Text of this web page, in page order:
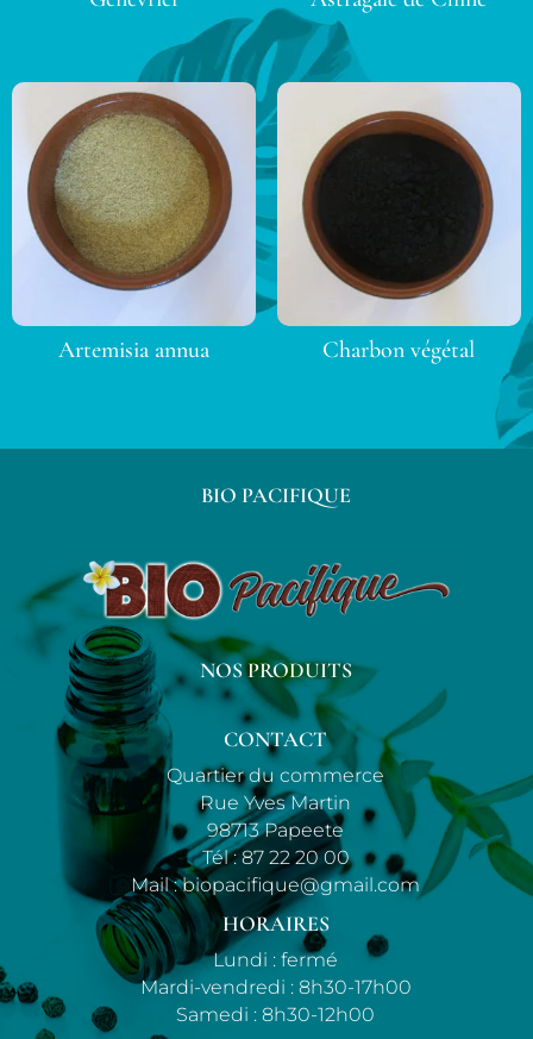
Artemisia annua Charbon végétal
BIO PACIFIQUE
NOS PRODUITS
CONTACT
Quartier du commerce
Rue Yves Martin
98713 Papeete
Tél :87 22 20 00
Mail :biopacifique@gmail.com
HORAIRES
Lundi : fermé
Mardi-vendredi : 8h30-17h00
Samedi : 8h30-12h00